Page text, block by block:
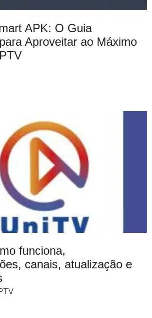
APK: O Guia
Aproveitar ao Máximo
funciona,
canais, atualização e